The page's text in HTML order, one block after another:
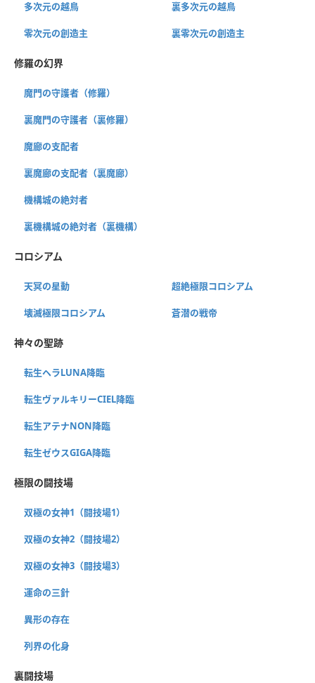
多次元の越鳥 裏多次元の越鳥
零次元の創造主 裏零次元の創造主
修羅の幻界
魔門の守護者（修羅）
裏魔門の守護者（裏修羅）
魔廊の支配者
裏魔廊の支配者（裏魔廊）
機構城の絶対者
裏機構城の絶対者（裏機構）
コロシアム
天冥の星動 超絶極限コロシアム
壊滅極限コロシアム 蒼潜の戦帝
神々の聖跡
転生ヘラLUNA降臨
転生ヴァルキリーCIEL降臨
転生アテナNON降臨
転生ゼウスGIGA降臨
極限の闘技場
双極の女神1（闘技場1）
双極の女神2（闘技場2）
双極の女神3（闘技場3）
運命の三針
異形の存在
列界の化身
裏闘技場